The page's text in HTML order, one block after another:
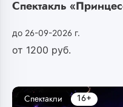
Спектакль
до 26-09-2026 г.
от 1200 руб.
Спектакли 16+